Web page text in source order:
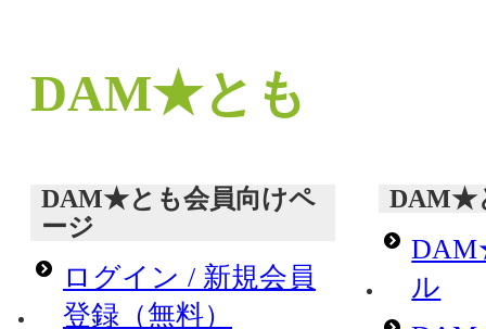
DAM★とも
DAM★とも会員向けペ
ージ
ログイン / 新規会員
登録（無料）
DAM★
ル